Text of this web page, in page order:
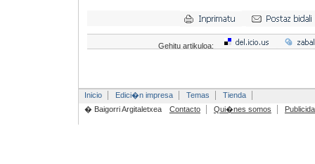
Gehitu artikuloa:
Inicio Edici�n impresa Temas
Tienda
� Baigorri Argitaletxea
Contacto Qui�nes somos